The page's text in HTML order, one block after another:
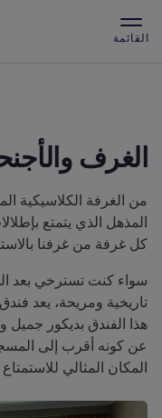
القائمة
الغرف
من الغرفة الكلاسيكية
المذهل الذي يتمتع
كل غرفة من غرفنا
سواء كنت تسترخي بعد
تاريخية ومريحة، يعد فندق
هذا الفندق بديكور جميل
عن كونه أقرب إلى
المكان المثالي